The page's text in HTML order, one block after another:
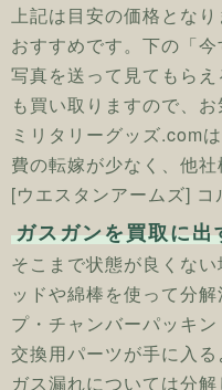
上記は目安の価格とな
おすすめです。下の「
写真を送って見てもら
も買い取りますので、お
ミリタリーグッズ.com
費の転嫁が少なく、他
[ウエスタンアームズ]
ガスガンを買取に
そこまで状態が良くな
ッドや綿棒を使って分
プ・チャンバーパッキ
交換用パーツが手に入る
ガス漏れについては分